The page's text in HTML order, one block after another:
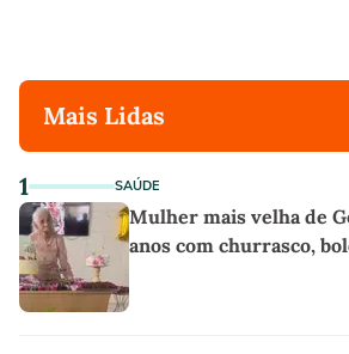
Mais Lidas
1 SAÚDE
Mulher mais velha de
anos com churrasco,